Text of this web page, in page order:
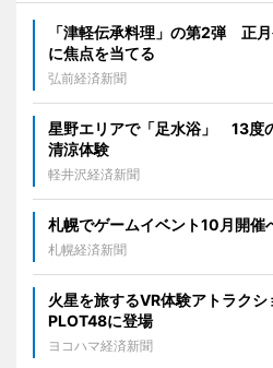
「津軽伝承料理」の第2弾 正
に焦点を当てる
弘前経済新聞
星野エリアで「足水浴」 13度
清涼体験
軽井沢経済新聞
札幌でゲームイベント10月開
札幌経済新聞
火星を旅するVR体験アトラク
PLOT48に登場
ヨコハマ経済新聞